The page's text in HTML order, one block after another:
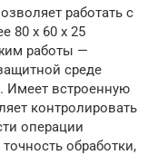
работать с
80 х 60 х 25
работы —
среде
Имеет встроенную
контролировать
операции
обработки,